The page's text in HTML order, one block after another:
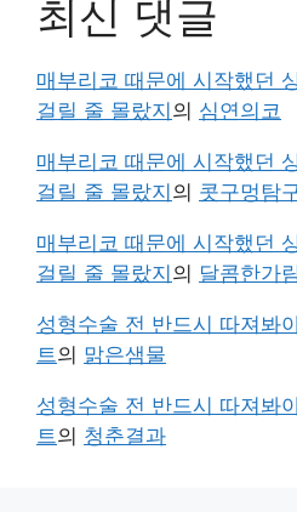
최신 댓글
매부리코 때문에 시작했던
걸릴 줄 몰랐지의 심연의코
매부리코 때문에 시작했던
걸릴 줄 몰랐지의 콧구멍탐
매부리코 때문에 시작했던
걸릴 줄 몰랐지의 달콤한가
성형수술 전 반드시 따져봐
트 의 맑은샘물
성형수술 전 반드시 따져봐
트 의 청춘결과